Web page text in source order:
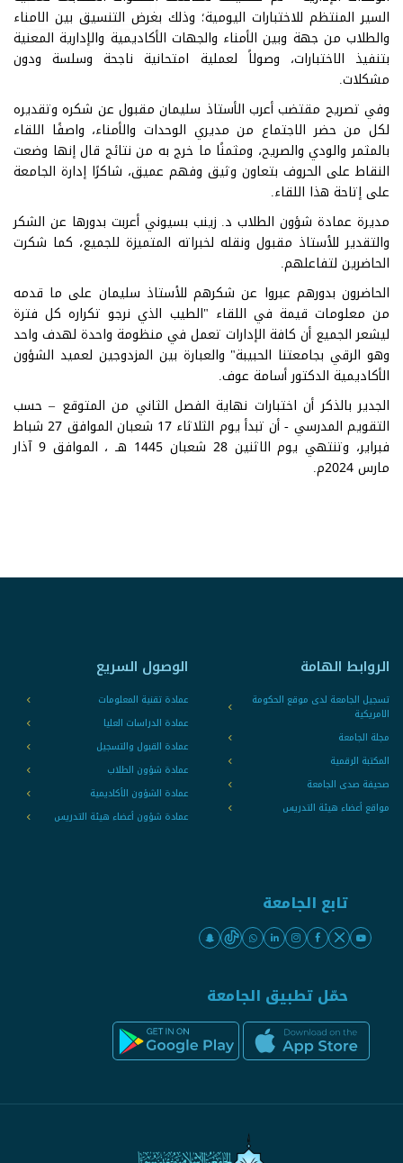
السير المنتظم للاختبارات اليومية؛ وذلك بغرض التنسيق بين الامناء
والطلاب من جهة وبين الأمناء والجهات الأكاديمية والإدارية المعنية
بتنفيذ الاختبارات، وصولاً لعملية امتحانية ناجحة وسلسة ودون
مشكلات.
وفي تصريح مقتضب أعرب الأستاذ سليمان مقبول عن شكره وتقديره
لكل من حضر الاجتماع من مديري الوحدات والأمناء، واصفًا اللقاء
بالمثمر والودي والصريح، ومثمنًا ما خرج به من نتائج قال إنها وضعت
النقاط على الحروف بتعاون وثيق وفهم عميق، شاكرًا إدارة الجامعة
على إتاحة هذا اللقاء.
مديرة عمادة شؤون الطلاب د. زينب بسيوني أعربت بدورها عن الشكر
والتقدير للأستاذ مقبول ونقله لخبراته المتميزة للجميع، كما شكرت
الحاضرين لتفاعلهم.
الحاضرون بدورهم عبروا عن شكرهم للأستاذ سليمان على ما قدمه
من معلومات قيمة في اللقاء "الطيب الذي نرجو تكراره كل فترة
ليشعر الجميع أن كافة الإدارات تعمل في منظومة واحدة لهدف واحد
وهو الرقي بجامعتنا الحبيبة" والعبارة بين المزدوجين لعميد الشؤون
الأكاديمية الدكتور أسامة عوف.
الجدير بالذكر أن اختبارات نهاية الفصل الثاني من المتوقع – حسب
التقويم المدرسي - أن تبدأ يوم الثلاثاء 17 شعبان الموافق 27 شباط
فبراير، وتنتهي يوم الاثنين 28 شعبان 1445 هـ ، الموافق 9 آذار
مارس 2024م.
الروابط الهامة
تسجيل الجامعة لدى موقع الحكومة
الامريكية
مجلة الجامعة
المكتبة الرقمية
صحيفة صدى الجامعة
مواقع أعضاء هيئة التدريس
الوصول السريع
عمادة تقنية المعلومات
عمادة الدراسات العليا
عمادة القبول والتسجيل
عمادة شؤون الطلاب
عمادة الشؤون الأكاديمية
عمادة شؤون أعضاء هيئة التدريس
تابع الجامعة
حمّل تطبيق الجامعة